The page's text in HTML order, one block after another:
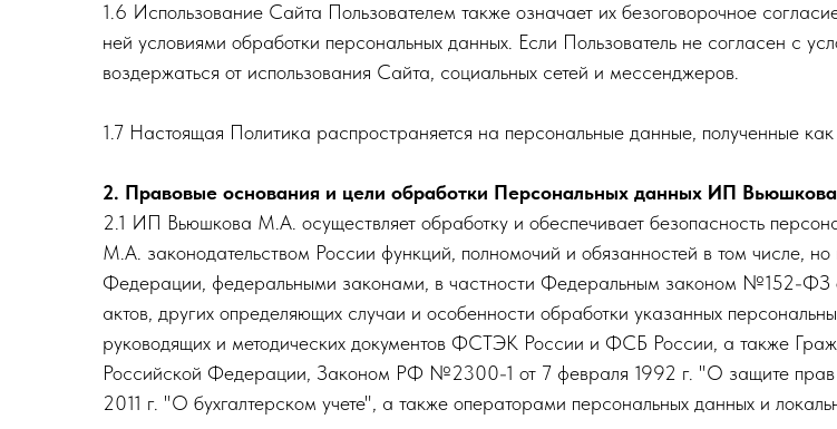
1.6 Использование Сайта Пользователем также означает их безоговорочное
ней условиями обработки персональных данных. Если Пользователь не согласен с
воздержаться от использования Сайта, социальных сетей и мессенджеров.
1.7 Настоящая Политика распространяется на персональные данные, полученные
2. Правовые основания и цели обработки Персональных данных ИП
2.1 ИП Вьюшкова М.А. осуществляет обработку и обеспечивает безопасность
М.А. законодательством России функций, полномочий и обязанностей в том числе,
Федерации, федеральными законами, в частности Федеральным законом №152-ФЗ
актов, других определяющих случаи и особенности обработки указанных
руководящих и методических документов ФСТЭК России и ФСБ России, а также
Российской Федерации, Законом РФ №2300-1 от 7 февраля 1992 г. "О защите
2011 г. "О бухгалтерском учете", а также операторами персональных данных и